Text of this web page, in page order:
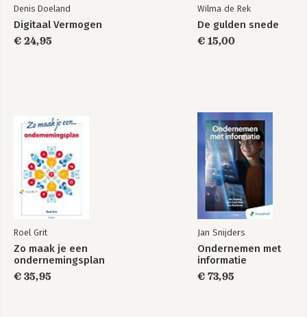
Denis Doeland
Digitaal Vermogen
€ 24,95
Wilma de Rek
De gulden snede
€ 15,00
Roel Grit
Zo maak je een
ondernemingsplan
€ 35,95
Jan Snijders
Ondernemen met
informatie
€ 73,95